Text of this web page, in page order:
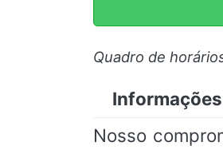
Quadro de
Nosso